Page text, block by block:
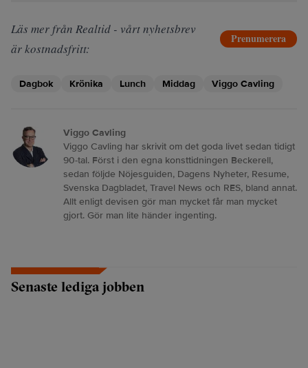
Läs mer från Realtid - vårt nyhetsbrev
är kostnadsfritt:
Prenumerera
Dagbok Krönika Lunch Middag Viggo Cavling
Viggo Cavling
Viggo Cavling har skrivit om det goda livet sedan tidigt
90-tal. Först i den egna konsttidningen Beckerell,
sedan följde Nöjesguiden, Dagens Nyheter, Resume,
Svenska Dagbladet, Travel News och RES, bland annat.
Allt enligt devisen gör man mycket får man mycket
gjort. Gör man lite händer ingenting.
Senaste lediga jobben